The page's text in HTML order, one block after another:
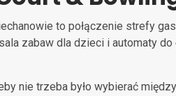
to połączenie strefy
zabaw dla dzieci i automaty
nie trzeba było wybierać